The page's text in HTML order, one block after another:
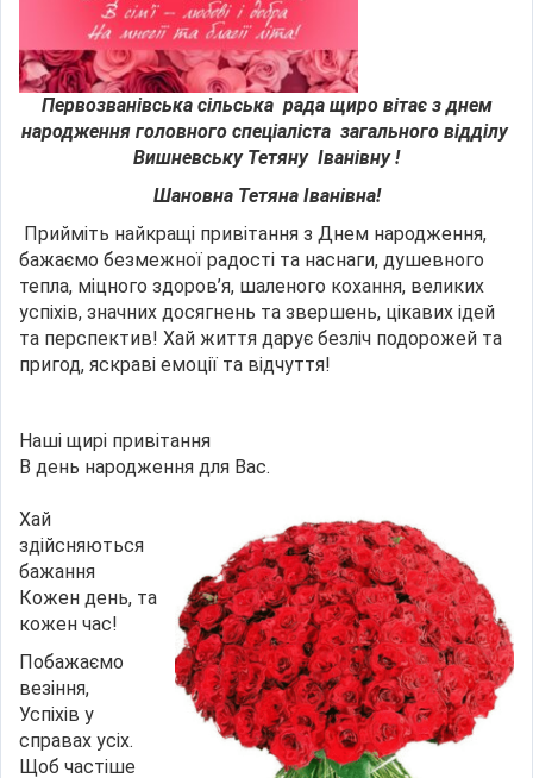
Первозванівська сільська рада щиро вітаєз днем
народження головного спеціаліста загального відділу
Вишневську Тетяну Іванівну !
Шановна Тетяна Іванівна!
Прийміть найкращі привітання з Днем народження,
бажаємо безмежної радості та наснаги, душевного
тепла, міцного здоров’я, шаленого кохання, великих
успіхів, значних досягнень та звершень, цікавих ідей
та перспектив! Хай життя дарує безліч подорожей та
пригод, яскраві емоції та відчуття!
Наші щирі привітання
В день народження для Вас.
Хай
здійсняються
бажання
Кожен день, та
кожен час!
Побажаємо
везіння,
Успіхів у
справах усіх.
Щоб частіше